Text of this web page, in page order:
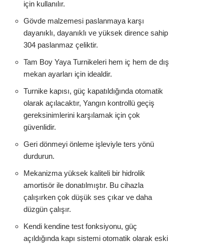
için kullanılır.
Gövde malzemesi paslanmaya karşı
dayanıklı, dayanıklı ve yüksek dirence sahip
304 paslanmaz çeliktir.
Tam Boy Yaya Turnikeleri hem iç hem de dış
mekan ayarları için idealdir.
Turnike kapısı, güç kapatıldığında otomatik
olarak açılacaktır, Yangın kontrollü geçiş
gereksinimlerini karşılamak için çok
güvenlidir.
Geri dönmeyi önleme işleviyle ters yönü
durdurun.
Mekanizma yüksek kaliteli bir hidrolik
amortisör ile donatılmıştır. Bu cihazla
çalışırken çok düşük ses çıkar ve daha
düzgün çalışır.
Kendi kendine test fonksiyonu, güç
açıldığında kapı sistemi otomatik olarak eski